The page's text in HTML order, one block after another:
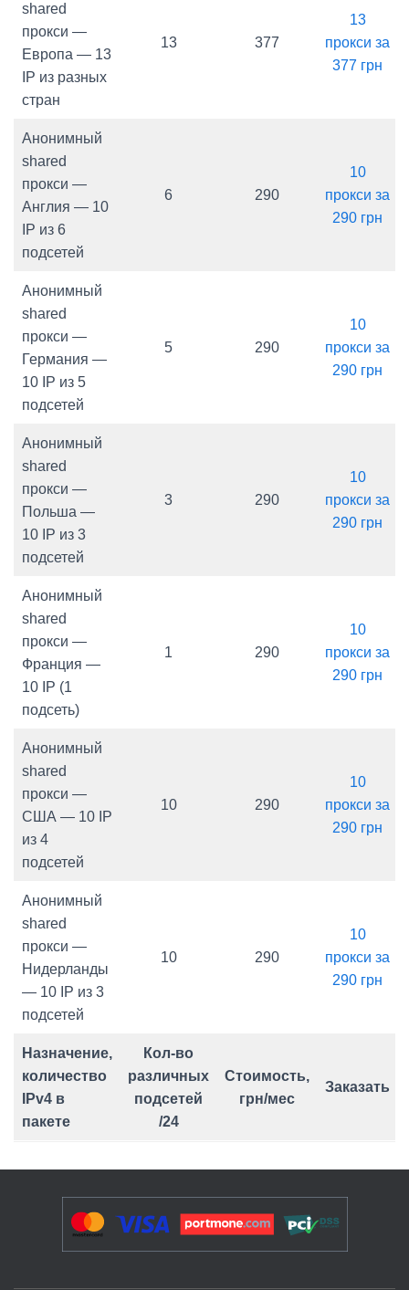
shared
прокси —
Европа — 13
IP из разных
стран
13 377
13
прокси за
377 грн
Анонимный
shared
прокси —
Англия — 10
IP из 6
подсетей
6 290
10
прокси за
290 грн
Анонимный
shared
прокси —
Германия —
10 IP из 5
подсетей
5 290
10
прокси за
290 грн
Анонимный
shared
прокси —
Польша —
10 IP из 3
подсетей
3 290
10
прокси за
290 грн
Анонимный
shared
прокси —
Франция —
10 IP (1
подсеть)
1 290
10
прокси за
290 грн
Анонимный
shared
прокси —
США — 10 IP
из 4
подсетей
10 290
10
прокси за
290 грн
Анонимный
shared
прокси —
Нидерланды
— 10 IP из 3
подсетей
10 290
10
прокси за
290 грн
Назначение,
количество
IPv4 в
пакете
Кол-во
различных
подсетей
/24
Стоимость,
грн/мес
Заказать